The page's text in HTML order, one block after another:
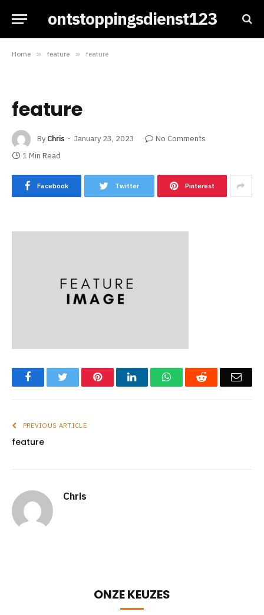
ontstoppingsdienst123
Home » feature » feature
feature
By Chris January 23, 2023
No Comments
1 Min Read
Facebook Twitter Pinterest
FacebookTwitter PinterestLinkedInWhatsAppReddit
PREVIOUS ARTICLE
feature
Chris
ONZE KEUZES